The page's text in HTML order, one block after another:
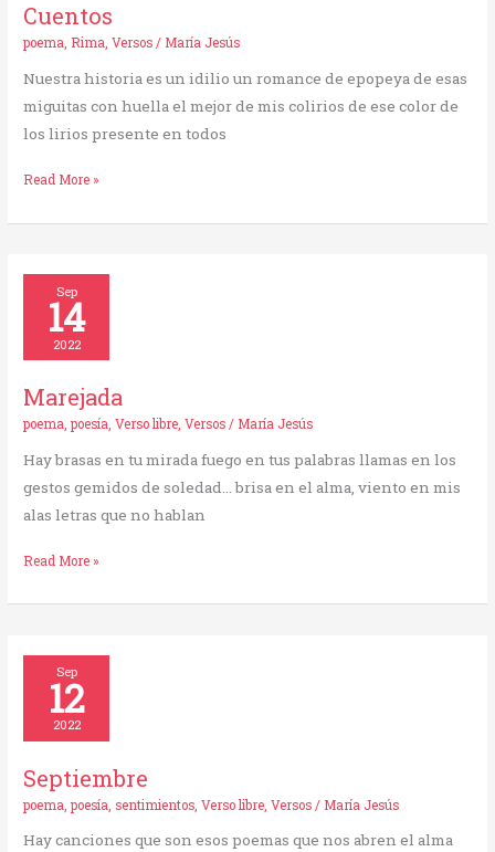
Cuentos
poema, Rima,Versos / María Jesús
Nuestra historia es un idilio un romance de epopeya de esas
miguitas con huella el mejor de mis colirios de ese color de
los lirios presente en todos
Read More »
Sep
14
2022
Marejada
poema ,poesía ,Verso libre ,Versos / María Jesús
Hay brasas en tu mirada fuego en tus palabras llamas en los
gestos gemidos de soledad… brisa en el alma, viento en mis
alas letras que no hablan
Marejada
Read More »
Sep
12
2022
Septiembre
poema ,poesía ,sentimientos ,Verso libre ,Versos / María Jesús
Hay canciones que son esos poemas que nos abren el alma
Septiembre